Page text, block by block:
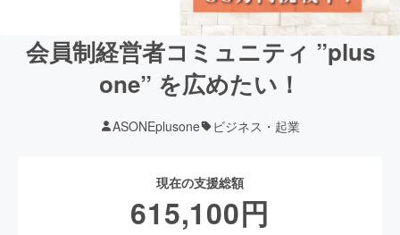
会員制経営者コミュニティ ”plus
one” を広めたい！
ASONEplusone ビジネス・起業
現在の支援総額
615,100円